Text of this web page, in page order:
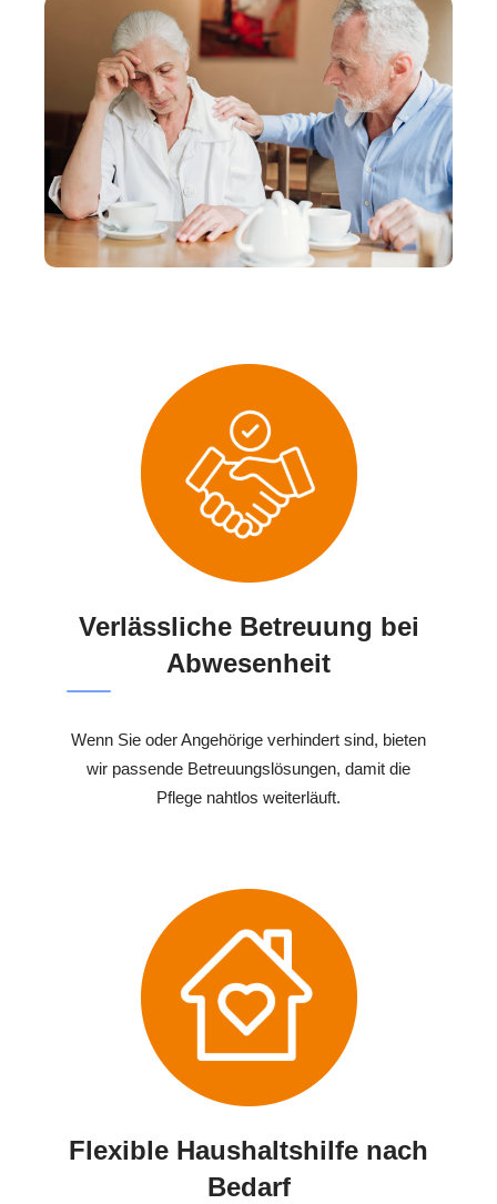
Verlässliche Betreuung bei
Abwesenheit
Wenn Sie oder Angehörige verhindert sind, bieten
wir passende Betreuungslösungen, damit die
Pflege nahtlos weiterläuft.
Flexible Haushaltshilfe nach
Bedarf